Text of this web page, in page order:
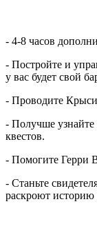
- 4-8 часов
- Постройте и
у вас будет свой
- Проводите
- Получше
квестов.
- Помогите
- Станьте
раскроют